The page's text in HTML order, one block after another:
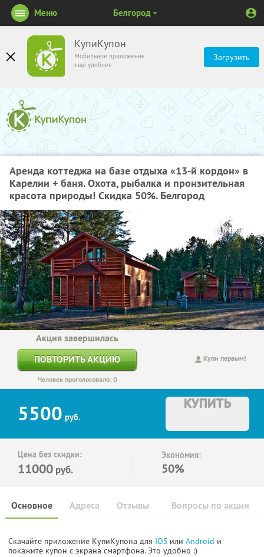
КупиКупон
Мобильное приложение
ещё удобнее
Загрузить
Меню Белгород
Аренда коттеджа на базе отдыха «13-й кордон» в
Карелии + баня. Охота, рыбалка и пронзительная
красота природы! Скидка 50%. Белгород
Купи первым!
Акция завершилась
ПОВТОРИТЬ АКЦИЮ
Человек проголосовало: 0
5500 руб.
КУПИТЬ
Цена без скидки:
11000 руб.
Экономия:
50%
Основное Отзывы Вопросы по акции
Адреса
Скачайте приложение КупиКупона для IOS или Android и
покажите купон с экрана смартфона. Это удобно :)